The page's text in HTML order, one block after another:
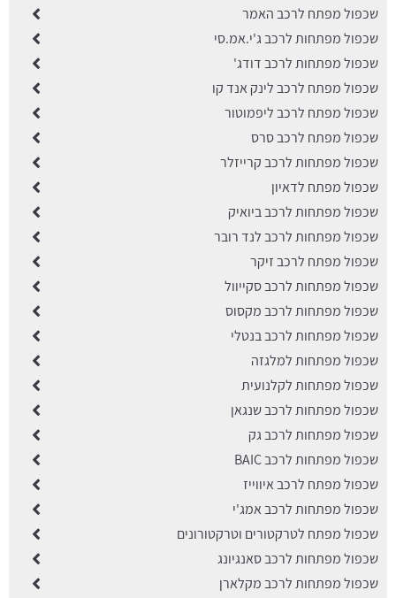
שכפול מפתח לרכב האמר
שכפול מפתחות לרכב ג'י.אמ.סי
שכפול מפתחות לרכב דודג'
שכפול מפתח לרכב לינק אנד קו
שכפול מפתח לרכב ליפמוטור
שכפול מפתח לרכב סרס
שכפול מפתחות לרכב קרייזלר
שכפול מפתח לדאיון
שכפול מפתחות לרכב ביואיק
שכפול מפתחות לרכב לנד רובר
שכפול מפתח לרכב זיקר
שכפול מפתחות לרכב סקייוול
שכפול מפתחות לרכב מקסוס
שכפול מפתחות לרכב בנטלי
שכפול מפתחות למלגזה
שכפול מפתחות לקלנועית
שכפול מפתחות לרכב שנגאן
שכפול מפתחות לרכב גק
שכפול מפתחות לרכב BAIC
שכפול מפתח לרכב איווייז
שכפול מפתחות לרכב אמג'י
שכפול מפתח לטרקטורים וטרקטורונים
שכפול מפתחות לרכב סאנגיונג
שכפול מפתחות לרכב מקלארן